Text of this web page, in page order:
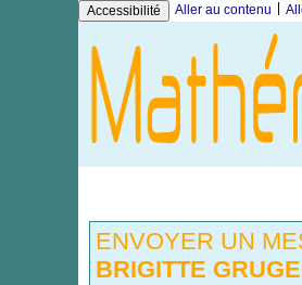
Accessibilité Aller au contenu
ENVOYER UN
BRIGITTE